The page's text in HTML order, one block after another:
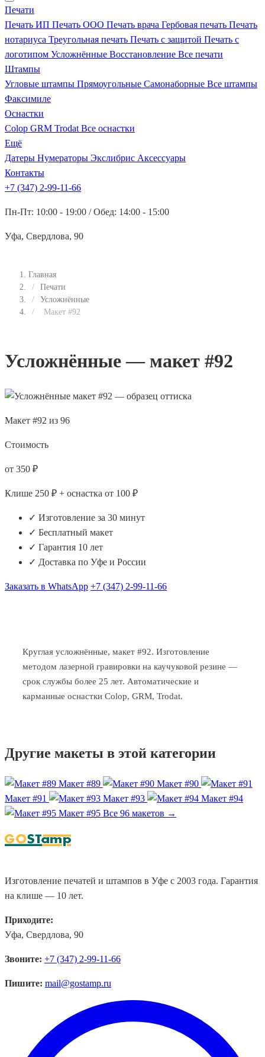
Печати
Печать ИП Печать ООО Печать врача Гербовая печать Печать
нотариуса Треугольная печать Печать с защитой Печать с
логотипом Усложнённые Восстановление Все печати
Штампы
Угловые штампы Прямоугольные Самонаборные Все штампы
Факсимиле
Оснастки
Colop GRM Trodat Все оснастки
Ещё
Датеры Нумераторы Экслибрис Аксессуары
Контакты
+7 (347) 2-99-11-66
Пн-Пт: 10:00 - 19:00 / Обед: 14:00 - 15:00
Уфа, Свердлова, 90
Главная
/
Печати
/
Усложнённые
/
Макет #92
Усложнённые — макет #92
Макет #92 из 96
Стоимость
от 350 ₽
Клише 250 ₽ + оснастка от 100 ₽
✓ Изготовление за 30 минут
✓ Бесплатный макет
✓ Гарантия 10 лет
✓ Доставка по Уфе и России
Заказать в WhatsApp +7 (347) 2-99-11-66
Круглая усложнённые, макет #92. Изготовление
методом лазерной гравировки на каучуковой резине —
срок службы более 25 лет. Автоматические и
карманные оснастки Colop, GRM, Trodat.
Другие макеты в этой категории
Макет #89
Макет #90
Макет #91
Макет #93
Макет #94
Макет #95 Все 96 макетов →
Изготовление печатей и штампов в Уфе с 2003 года. Гарантия
на клише — 10 лет.
Приходите:
Уфа, Свердлова, 90
Звоните: +7 (347) 2-99-11-66
Пишите: mail@gostamp.ru